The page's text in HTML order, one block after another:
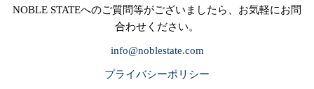
NOBLE STATEへのご質問等がございましたら、お気軽にお問
合わせください。
info@noblestate.com
プライバシーポリシー